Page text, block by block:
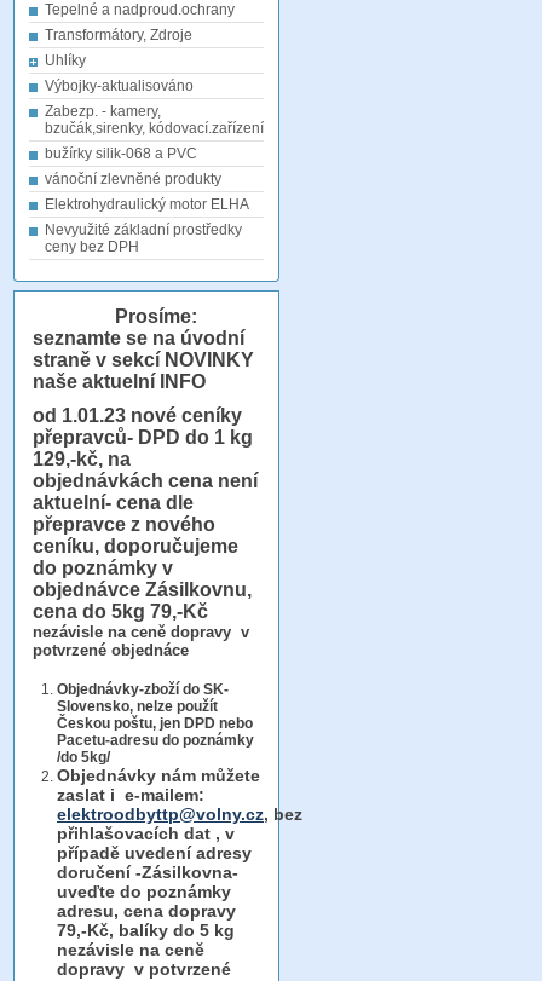
Tepelné a nadproud.ochrany
Transformátory, Zdroje
Uhlíky
Výbojky-aktualisováno
Zabezp. - kamery,
bzučák,sirenky, kódovací.zařízení
bužírky silik-068 a PVC
vánoční zlevněné produkty
Elektrohydraulický motor ELHA
Nevyužité základní prostředky
ceny bez DPH
Prosíme:
seznamte se na úvodní
straně v sekcí NOVINKY
naše aktuelní INFO
od 1.01.23 nové ceníky
přepravců- DPD do 1 kg
129,-kč, na
objednávkách cena není
aktuelní- cena dle
přepravce z nového
ceníku, doporučujeme
do poznámky v
objednávce Zásilkovnu,
cena do 5kg 79,-Kč
nezávisle na ceně dopravy v
potvrzené objednáce
Objednávky-zboží do SK-
Slovensko, nelze použít
Českou poštu, jen DPD nebo
Pacetu-adresu do poznámky
/do 5kg/
Objednávky nám můžete
zaslat i e-mailem:
elektroodbyttp@volny.cz, bez
přihlašovacích dat , v
případě uvedení adresy
doručení -Zásilkovna-
uveďte do poznámky
adresu, cena dopravy
79,-Kč, balíky do 5 kg
nezávisle na ceně
dopravy v potvrzené